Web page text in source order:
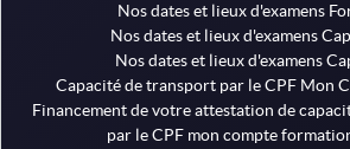
Nos dates et lieux d'examens
Nos dates et lieux d'examens
Nos dates et lieux d'examens
Capacité de transport par le CPF Mon
Financement de votre attestation de
par le CPF mon compte